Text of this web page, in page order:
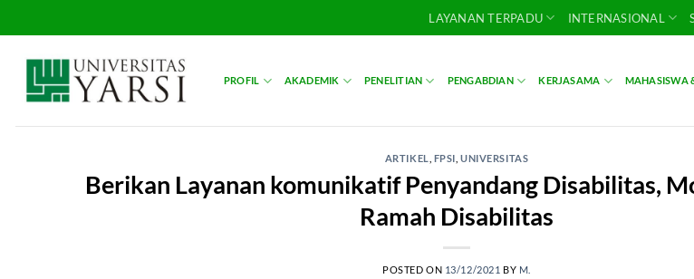
to
content
LAYANAN TERPADU INTERNASIONAL
PROFIL AKADEMIK PENELITIAN PENGABDIAN KERJASAMA MAHASISWA
ARTIKEL FPSI ,UNIVERSITAS
Berikan Layanan komunikatif Penyandang Disabilitas,
Ramah Disabilitas
POSTED ON 13/12/2021 BY M.